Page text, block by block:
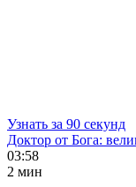
Узнать за 90 секунд
Доктор от Бога:
03:58
2 мин